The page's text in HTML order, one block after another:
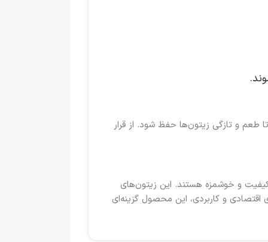
طعم و تازگی زیتون‌ها حفظ شود. از قرار
و خوشمزه هستند. این زیتون‌های
و کاربردی، این محصول گزینه‌ای